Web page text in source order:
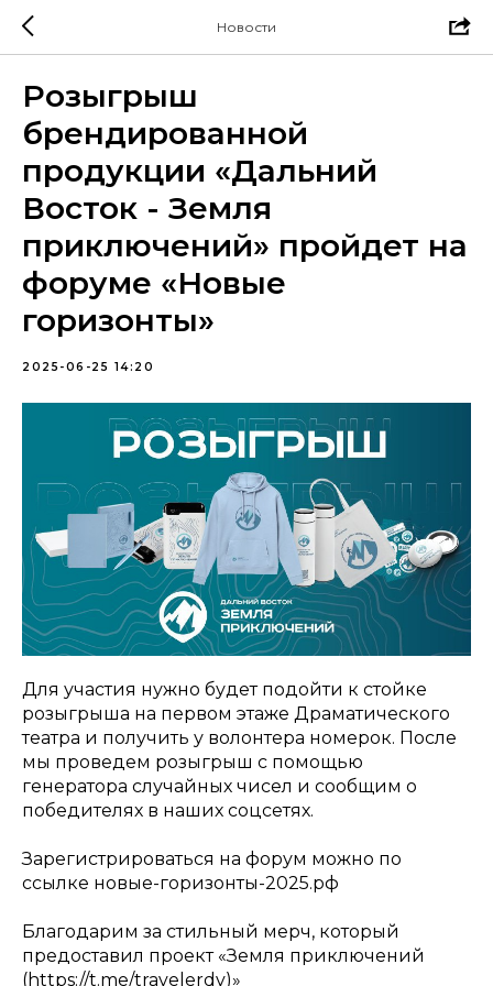
Новости
Розыгрыш
брендированной
продукции «Дальний
Восток - Земля
приключений» пройдет на
форуме «Новые
горизонты»
2025-06-25 14:20
Для участия нужно будет подойти к стойке
розыгрыша на первом этаже Драматического
театра и получить у волонтера номерок. После
мы проведем розыгрыш с помощью
генератора случайных чисел и сообщим о
победителях в наших соцсетях.
Зарегистрироваться на форум можно по
ссылке новые-горизонты-2025.рф
Благодарим за стильный мерч, который
предоставил проект «Земля приключений
(https://t.me/travelerdv)»